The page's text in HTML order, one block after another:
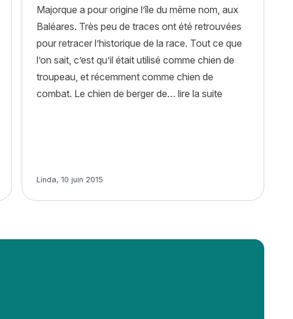
Majorque a pour origine l’île du même nom, aux
Baléares. Très peu de traces ont été retrouvées
pour retracer l’historique de la race. Tout ce que
l’on sait, c’est qu’il était utilisé comme chien de
troupeau, et récemment comme chien de
combat. Le chien de berger de… lire la suite« Chien de
Article rédigé par
Linda, 10 juin 2015